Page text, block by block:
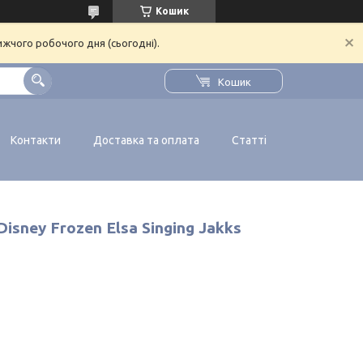
Кошик
робочого дня (сьогодні).
Кошик
Контакти Доставка та оплата Статті
Frozen Elsa Singing Jakks